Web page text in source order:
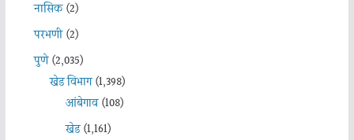
नासिक(2)
परभणी(2)
पुणे(2,035)
खेड विभाग(1,398)
आंबेगाव(108)
खेड(1,161)